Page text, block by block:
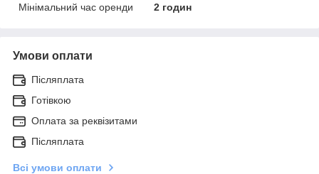
Мінімальний час оренди 2 годин
Умови оплати
Післяплата
Готівкою
Оплата за реквізитами
Післяплата
Всі умови оплати